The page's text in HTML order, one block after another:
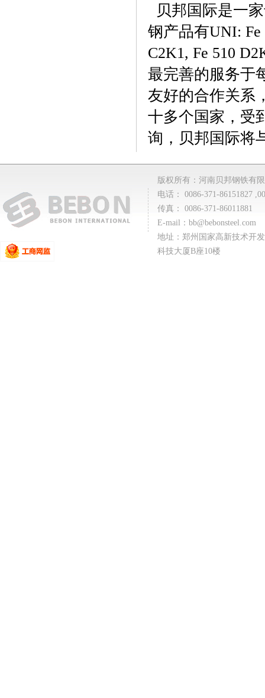
贝邦国际是一
钢产品有UNI: Fe
C2K1, Fe 510
最完善的服务于
友好的合作关系
十多个国家，受
询，贝邦国际将
版权所有：河南贝邦钢铁有
电话： 0086-371-86151827
传真： 0086-371-86011881
E-mail： bb@bebonsteel.com
地址：郑州国家高新技术开
科技大厦B座10楼